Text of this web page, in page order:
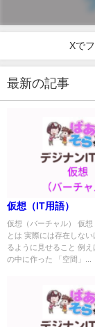
Xで
最新の記事
仮想（IT用語）
仮想（バーチャル） 仮想
とは 実際には存在しな
るように見せること 例え
の中に作った 「空間」...